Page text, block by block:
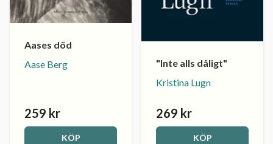
Aases död
Aase Berg
259 kr
KÖP
"Inte alls dåligt"
Kristina Lugn
269 kr
KÖP